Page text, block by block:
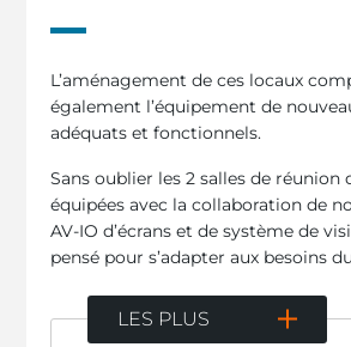
L’aménagement de ces locaux
également l’équipement de
adéquats et fonctionnels.
Sans oublier les 2 salles de réunion
équipées avec la collaboration de
AV-IO d’écrans et de système de
pensé pour s’adapter aux besoins
LES PLUS